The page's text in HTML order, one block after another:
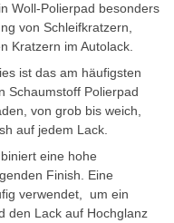
Woll-Polierpad besonders
von Schleifkratzern,
Kratzern im Autolack.
ist das am häufigsten
Schaumstoff Polierpad
von grob bis weich,
auf jedem Lack.
eine hohe
Finish. Eine
verwendet, um ein
den Lack auf Hochglanz